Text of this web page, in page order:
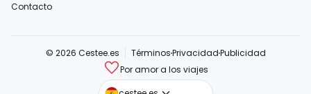
Contacto
© 2026 Cestee.es TérminosPrivacidadPublicidad
Por amor a los viajes
cestee.com